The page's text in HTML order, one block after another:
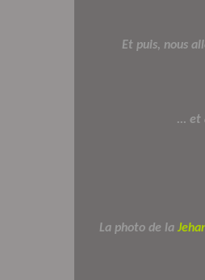
Et puis, nous
... et
La photo de la